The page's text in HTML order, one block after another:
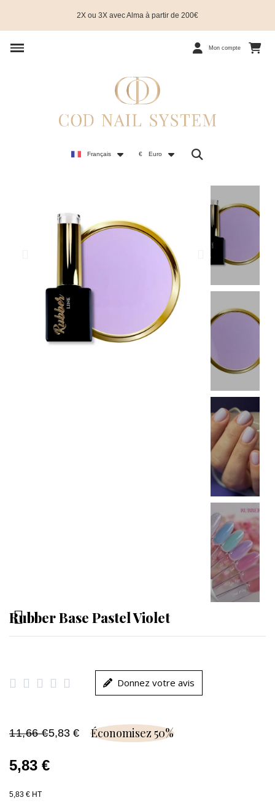
2X ou 3X avec Alma à partir de 200€
Mon compte
Français € Euro
Rubber Base Pastel Violet
     Donnez votre avis
11,66 €5,83 € Économisez 50%
5,83 €
5,83 € HT